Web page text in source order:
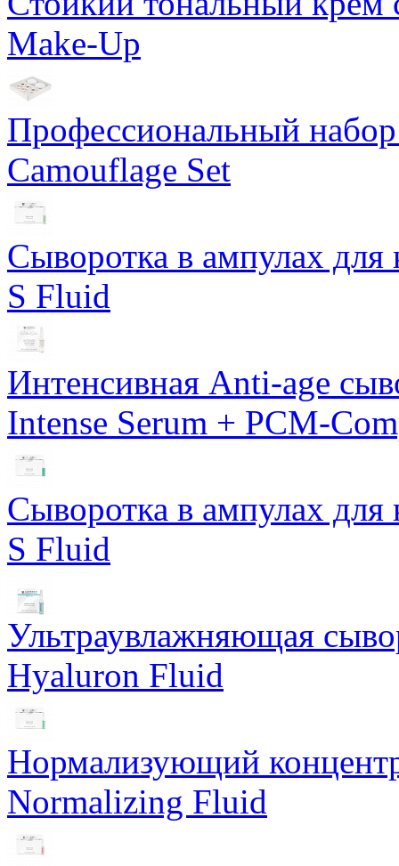
Make-Up
Профессиональный
Camouflage Set
Сыворотка в ампулах для
S Fluid
Интенсивная Anti-age
Intense Serum + PCM-
Сыворотка в ампулах для
S Fluid
Ультраувлажняющая
Hyaluron Fluid
Нормализующий
Normalizing Fluid